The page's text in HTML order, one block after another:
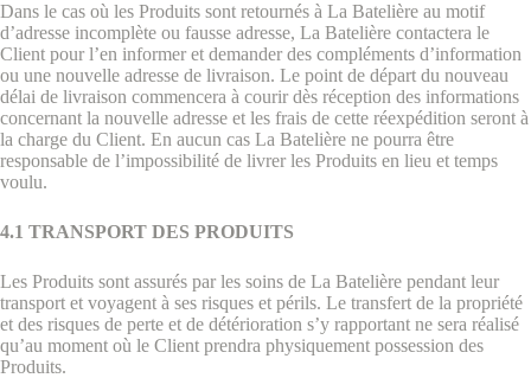
Dans le cas où les Produits sont retournés à La Batelière au motif
d’adresse incomplète ou fausse adresse, La Batelière contactera le
Client pour l’en informer et demander des compléments d’information
ou une nouvelle adresse de livraison. Le point de départ du nouveau
délai de livraison commencera à courir dès réception des informations
concernant la nouvelle adresse et les frais de cette réexpédition seront à
la charge du Client. En aucun cas La Batelière ne pourra être
responsable de l’impossibilité de livrer les Produits en lieu et temps
voulu.
4.1 TRANSPORT DES PRODUITS
Les Produits sont assurés par les soins de La Batelière pendant leur
transport et voyagent à ses risques et périls. Le transfert de la propriété
et des risques de perte et de détérioration s’y rapportant ne sera réalisé
qu’au moment où le Client prendra physiquement possession des
Produits.